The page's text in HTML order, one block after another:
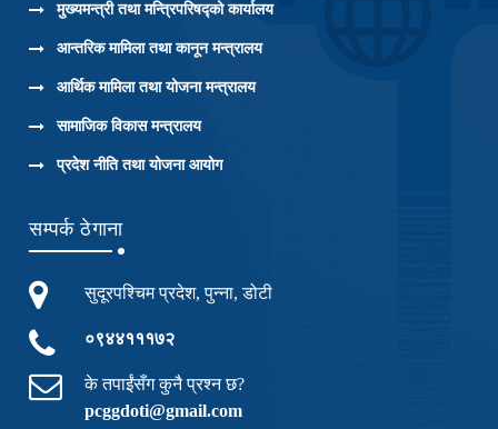
मुख्यमन्त्री तथा मन्त्रिपरिषद्को कार्यालय
आन्तरिक मामिला तथा कानून मन्त्रालय
आर्थिक मामिला तथा योजना मन्त्रालय
सामाजिक विकास मन्त्रालय
प्रदेश नीति तथा योजना आयोग
सम्पर्क ठेगाना
सुदूरपश्चिम प्रदेश, पुन्ना, डोटी
०९४४१११७२
के तपाईंसँग कुनै प्रश्न छ?
pcggdoti@gmail.com